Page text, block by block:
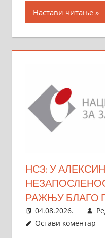
Настави читање
НСЗ: У
РАЖЊУ БЛАГО
04.08.2026.
Остави коментар